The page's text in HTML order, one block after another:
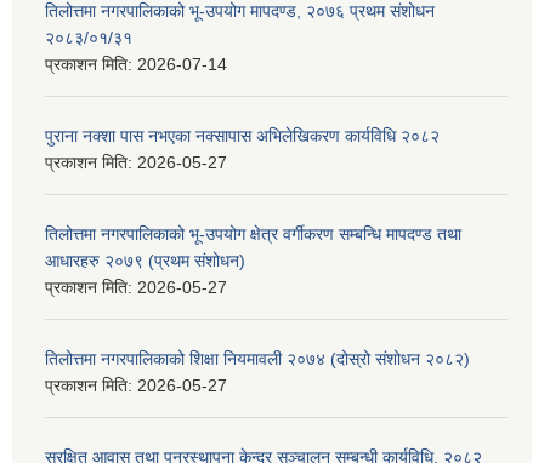
तिलोत्तमा नगरपालिकाको भू-उपयोग मापदण्ड, २०७६ प्रथम संशोधन
२०८३/०१/३१
प्रकाशन मिति: 2026-07-14
पुराना नक्शा पास नभएका नक्सापास अभिलेखिकरण कार्यविधि २०८२
प्रकाशन मिति: 2026-05-27
तिलोत्तमा नगरपालिकाको भू-उपयोग क्षेत्र वर्गीकरण सम्बन्धि मापदण्ड तथा
आधारहरु २०७९ (प्रथम संशोधन)
प्रकाशन मिति: 2026-05-27
तिलोत्तमा नगरपालिकाको शिक्षा नियमावली २०७४ (दोस्रो संशोधन २०८२)
प्रकाशन मिति: 2026-05-27
सुरक्षित आवास तथा पुनरस्थापना केन्द्र सञ्चालन सम्बन्धी कार्यविधि, २०८२